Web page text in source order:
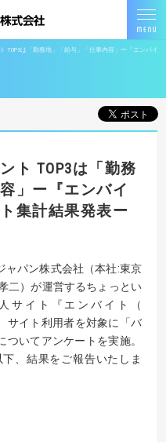
TOP3は「勤務地」「給与」「仕事内容」ー『エンバイ
ト TOP3は「勤務
」ー『エンバイ
集計結果発表ー
ャパン株式会社（本社:東京
二）が運営するちょっとい
サイト『エンバイト（
サイト利用者を対象に「バ
いてアンケートを実施。
、結果をご報告いたしま